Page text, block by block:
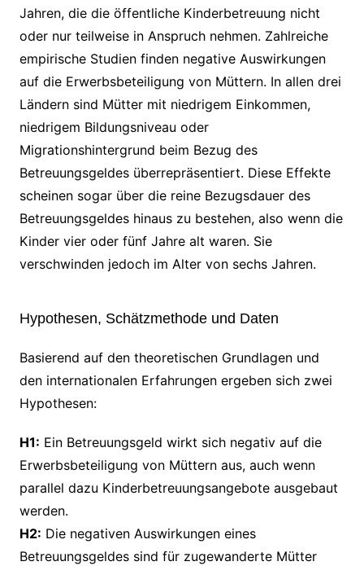
Jahren, die die öffentliche Kinderbetreuung nicht
oder nur teilweise in Anspruch nehmen. Zahlreiche
empirische Studien finden negative Auswirkungen
auf die Erwerbsbeteiligung von Müttern. In allen drei
Ländern sind Mütter mit niedrigem Einkommen,
niedrigem Bildungsniveau oder
Migrationshintergrund beim Bezug des
Betreuungsgeldes überrepräsentiert. Diese Effekte
scheinen sogar über die reine Bezugsdauer des
Betreuungsgeldes hinaus zu bestehen, also wenn die
Kinder vier oder fünf Jahre alt waren. Sie
verschwinden jedoch im Alter von sechs Jahren.
Hypothesen, Schätzmethode und Daten
Basierend auf den theoretischen Grundlagen und
den internationalen Erfahrungen ergeben sich zwei
Hypothesen:
H1: Ein Betreuungsgeld wirkt sich negativ auf die
Erwerbsbeteiligung von Müttern aus, auch wenn
parallel dazu Kinderbetreuungsangebote ausgebaut
werden.
H2: Die negativen Auswirkungen eines
Betreuungsgeldes sind für zugewanderte Mütter